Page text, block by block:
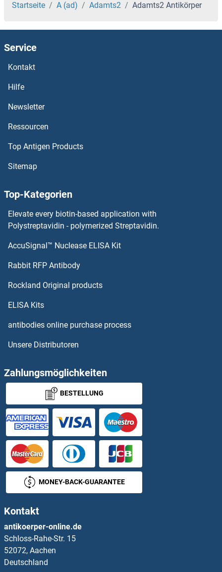
ADAMTS1 Antikörper
ADAMDEC1 Antikörper
ADAM9 Antikörper
ADAM7 Antikörper
ADAM5 Antikörper
ADAM33 Antikörper
ADAM30 Antikörper
ADAM29 Antikörper
ADAM28 Antikörper
ADAMTS4 Antikörper
ADAMTS5 Antikörper
ADAMTS6 Antikörper
ADAMTS7 Antikörper
ADAMTS8 Antikörper
ADAMTS9 Antikörper
ADAMTSL1 Antikörper
ADAMTSL2 Antikörper
ADAMTSL4 Antikörper
ADAP1 Antikörper
ADAP2 Antikörper
Startseite A (ad) Adamts2 Adamts2 Antikörper
Service
Kontakt
Hilfe
Newsletter
Ressourcen
Top Antigen Products
Sitemap
Top-Kategorien
Elevate every biotin-based application with
Polystreptavidin - polymerized Streptavidin.
AccuSignal™ Nuclease ELISA Kit
Rabbit RFP Antibody
Rockland Original products
ELISA Kits
antibodies online purchase process
Unsere Distributoren
Zahlungsmöglichkeiten
BESTELLUNG
MONEY-BACK-GUARANTEE
Kontakt
antikoerper-online.de
Schloss-Rahe-Str. 15
52072, Aachen
Deutschland